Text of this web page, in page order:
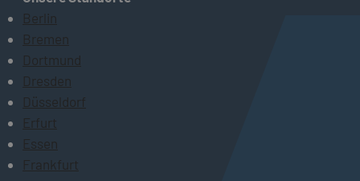
Berlin
Bremen
Dortmund
Dresden
Düsseldorf
Erfurt
Essen
Frankfurt